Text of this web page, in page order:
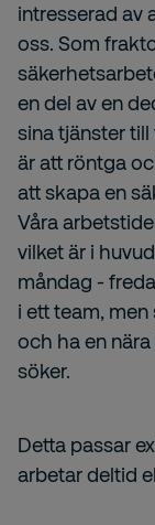
intresserad av
oss. Som
en del av en
sina tjänster
är att röntga
att skapa en
Våra
vilket är i
måndag -
i ett team,
och ha en
söker.
Detta passar
arbetar deltid